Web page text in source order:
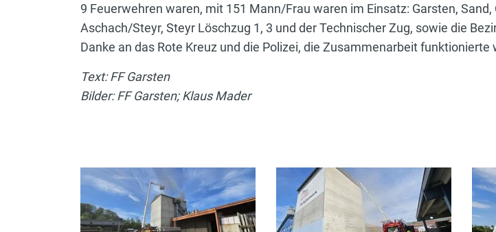
9 Feuerwehren waren, mit 151 Mann/Frau waren im Einsatz: Garsten,
Aschach/Steyr, Steyr Löschzug 1, 3 und der Technischer Zug, sowie die
Danke an das Rote Kreuz und die Polizei, die Zusammenarbeit
Text: FF Garsten
Bilder: FF Garsten; Klaus Mader